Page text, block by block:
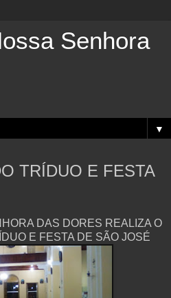
Senhora
▼
TRÍDUO E FESTA
DAS DORES REALIZA O
E FESTA DE SÃO JOSÉ